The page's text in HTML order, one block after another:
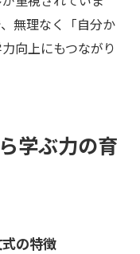
無理なく「自分か
向上にもつながり
学ぶ力の育
の特徴